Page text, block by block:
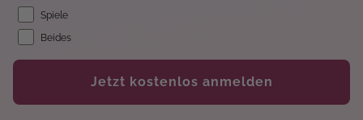
Spiele
Beides
Jetzt kostenlos anmelden